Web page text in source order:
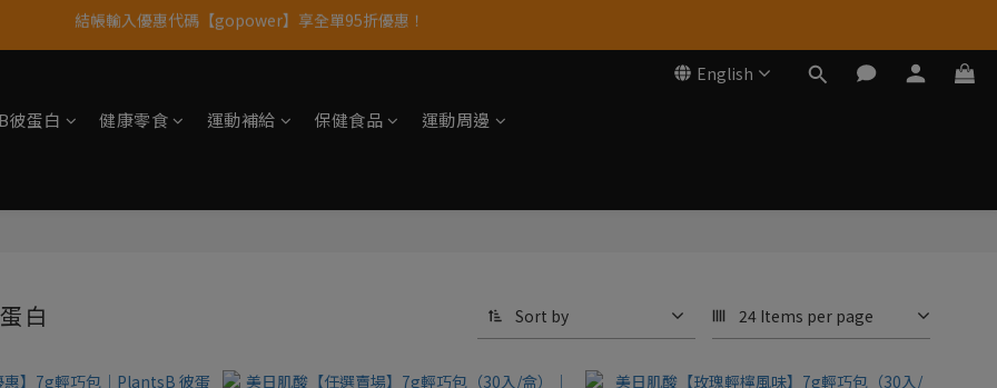
果果11歲慶｜App 下單享 5% 購物金回饋
11歲慶好禮｜買 500g/1kg 指定乳清2包贈品牌毛巾
English
彼蛋白 健康零食 運動補給 保健食品
運動周邊
白 Sort by 24 Items per page